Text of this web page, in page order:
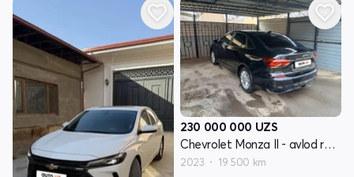
230 000 000 UZS
Chevrolet Monza II - avlod restyling
2023 19 500 km